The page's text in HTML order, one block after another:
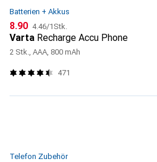
Batterien + Akkus
CHF
8.90 CHF
4.46/1Stk.
Varta Recharge Accu Phone
2 Stk., AAA, 800 mAh
471
Telefon Zubehör